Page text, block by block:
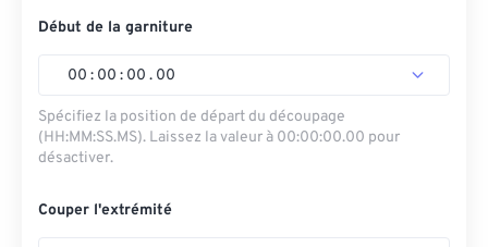
Début de la garniture
00 : 00 : 00 . 00
Spécifiez la position de départ du découpage
(HH:MM:SS.MS). Laissez la valeur à 00:00:00.00 pour
désactiver.
Couper l'extrémité